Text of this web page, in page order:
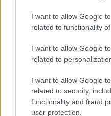
I want to allow Google
related to functionality
I want to allow Google
related to
I want to allow Google
related to security,
functionality and fraud
user protection.